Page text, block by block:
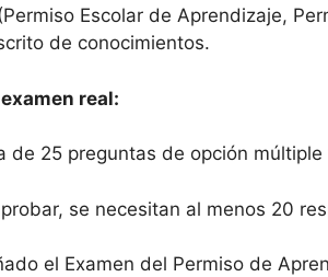
Escolar de Aprendizaje,
de conocimientos.
real:
de 25 preguntas de opción
se necesitan al menos 20
el Examen del Permiso de